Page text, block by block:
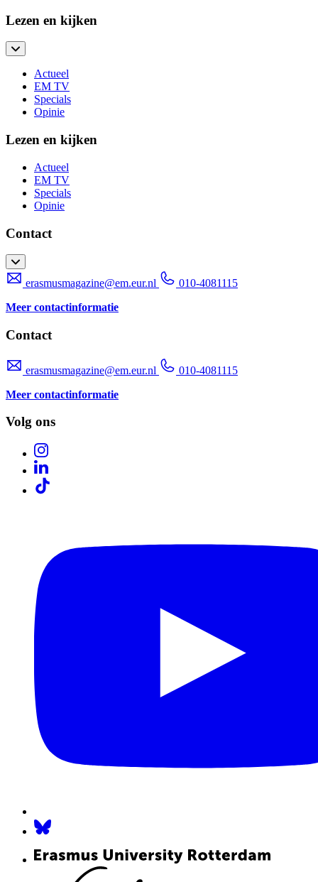
Lezen en kijken
Actueel
EM TV
Specials
Opinie
Lezen en kijken
Actueel
EM TV
Specials
Opinie
Contact
erasmusmagazine@em.eur.nl
010-4081115
Meer contactinformatie
Contact
erasmusmagazine@em.eur.nl
010-4081115
Meer contactinformatie
Volg ons